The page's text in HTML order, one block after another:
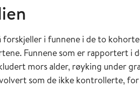
forskjeller i funnene i de to
Funnene som er rapportert i
mors alder, røyking under
som de ikke kontrollerte,